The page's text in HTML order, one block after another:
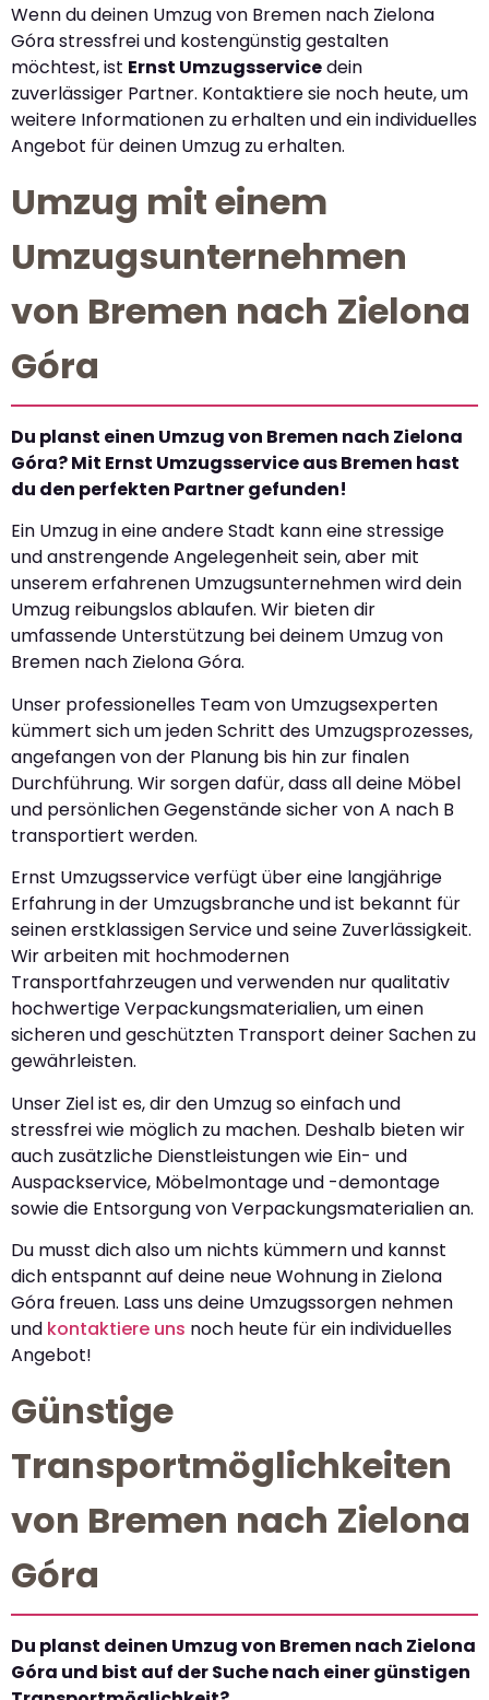
Wenn du deinen Umzug von Bremen nach Zielona
Góra stressfrei und kostengünstig gestalten
möchtest, ist Ernst Umzugsservicedein
zuverlässiger Partner. Kontaktiere sie noch heute, um
weitere Informationen zu erhalten und ein individuelles
Angebot für deinen Umzug zu erhalten.
Umzug mit einem
Umzugsunternehmen
von Bremen nach Zielona
Góra
Du planst einen Umzug von Bremen nach Zielona
Góra? Mit Ernst Umzugsservice aus Bremen hast
du den perfekten Partner gefunden!
Ein Umzug in eine andere Stadt kann eine stressige
und anstrengende Angelegenheit sein, aber mit
unserem erfahrenen Umzugsunternehmen wird dein
Umzug reibungslos ablaufen. Wir bieten dir
umfassende Unterstützung bei deinem Umzug von
Bremen nach Zielona Góra.
Unser professionelles Team von Umzugsexperten
kümmert sich um jeden Schritt des Umzugsprozesses,
angefangen von der Planung bis hin zur finalen
Durchführung. Wir sorgen dafür, dass all deine Möbel
und persönlichen Gegenstände sicher von A nach B
transportiert werden.
Ernst Umzugsservice verfügt über eine langjährige
Erfahrung in der Umzugsbranche und ist bekannt für
seinen erstklassigen Service und seine Zuverlässigkeit.
Wir arbeiten mit hochmodernen
Transportfahrzeugen und verwenden nur qualitativ
hochwertige Verpackungsmaterialien, um einen
sicheren und geschützten Transport deiner Sachen zu
gewährleisten.
Unser Ziel ist es, dir den Umzug so einfach und
stressfrei wie möglich zu machen. Deshalb bieten wir
auch zusätzliche Dienstleistungen wie Ein- und
Auspackservice, Möbelmontage und -demontage
sowie die Entsorgung von Verpackungsmaterialien an.
Du musst dich also um nichts kümmern und kannst
dich entspannt auf deine neue Wohnung in Zielona
Góra freuen. Lass uns deine Umzugssorgen nehmen
und kontaktiere uns noch heute für ein individuelles
Angebot!
Günstige
Transportmöglichkeiten
von Bremen nach Zielona
Góra
Du planst deinen Umzug von Bremen nach Zielona
Góra und bist auf der Suche nach einer günstigen